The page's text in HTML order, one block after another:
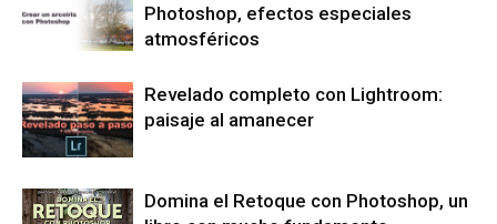
Photoshop, efectos especiales
atmosféricos
Revelado completo con Lightroom:
paisaje al amanecer
Domina el Retoque con Photoshop, un